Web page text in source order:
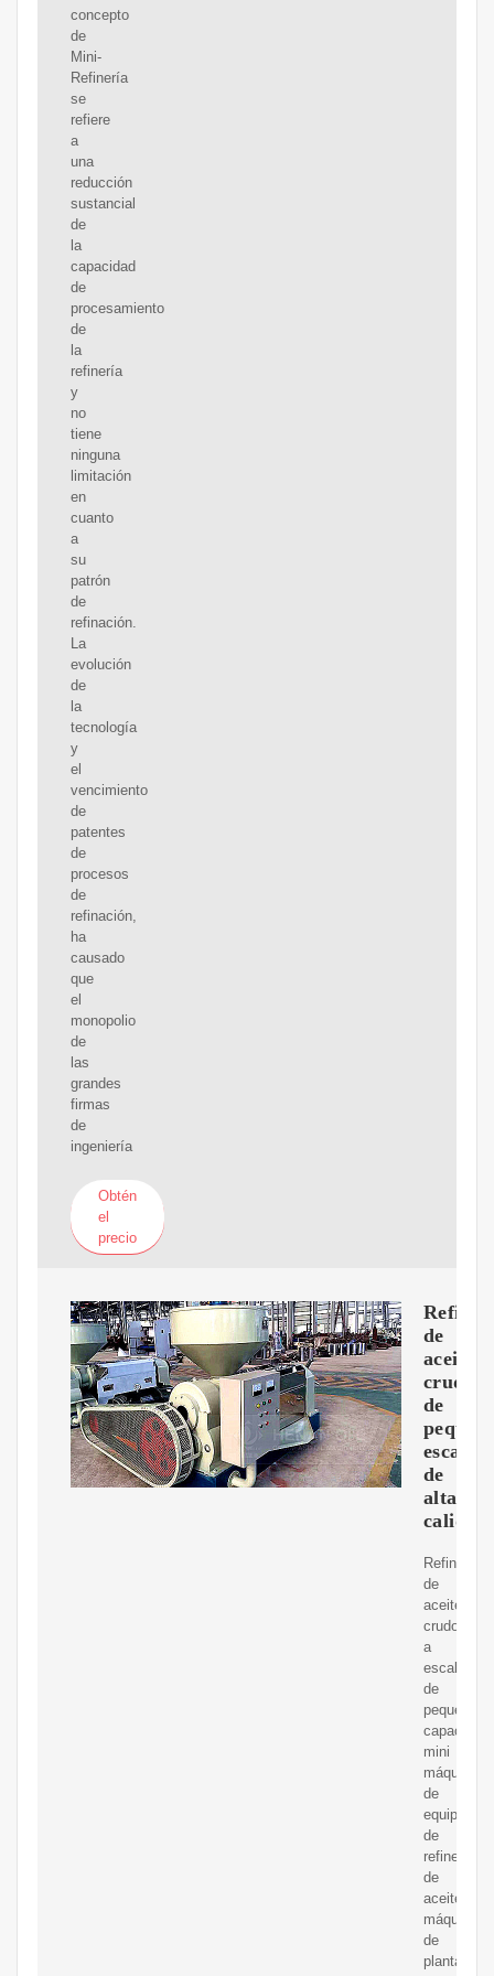
concepto
de
Mini-
Refinería
se
refiere
a
una
reducción
sustancial
de
la
capacidad
de
procesamiento
de
la
refinería
y
no
tiene
ninguna
limitación
en
cuanto
a
su
patrón
de
refinación.
La
evolución
de
la
tecnología
y
el
vencimiento
de
patentes
de
procesos
de
refinación,
ha
causado
que
el
monopolio
de
las
grandes
firmas
de
ingeniería
Obtén
el
precio
de
aceite
crudo
de
escala
de
alta
calidad
Refinería
de
aceite
crudo
a
escala
de
pequeña
capacidad,
mini
máquina
de
de
refinería
de
aceite,
máquina
de
planta